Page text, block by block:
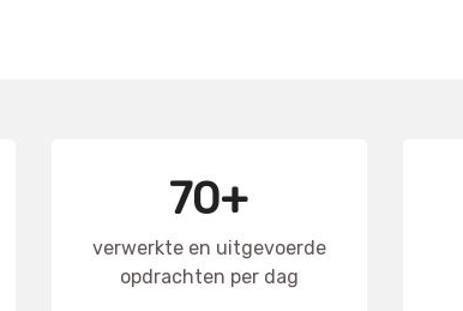
70+
verwerkte en uitgevoerde
opdrachten per dag